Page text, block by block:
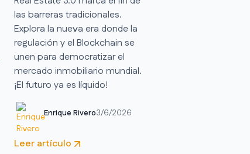
las barreras tradicionales.
Explora la nueva era donde la
regulación y el Blockchain se
unen para democratizar el
mercado inmobiliario mundial.
¡El futuro ya es líquido!
Enrique Rivero3/6/2026
Leer artículo